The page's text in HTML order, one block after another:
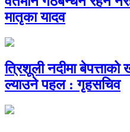
मातृका यादव
त्रिशूली नदीमा बेपत्ताको
ल्याउने पहल : गृहसचिव